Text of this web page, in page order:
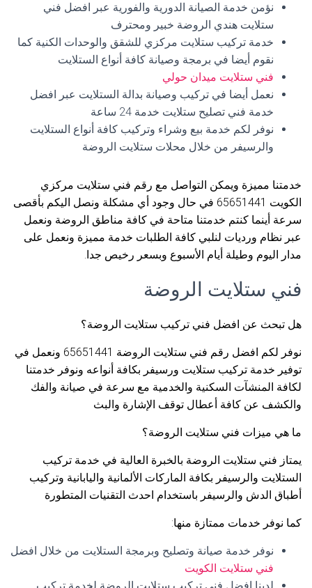
نؤمن خدمة الصيانة الدورية والفورية عبر افضل فني
ستلايت هندي الروضة خبير ومحترف
خدمة تركيب ستلايت مركزي للشقق والوحدات الكنية كما
نقوم أيضا في برمجة وصيانة كافة أنواع الستلايت
فني ستلايت ميدان حولي
نعمل أيضا في تركيب وصيانة بدالة الستلايت عبر افضل
خدمة فني تصليح ستلايت خدمة 24 ساعة
نوفر لكم خدمة بيع وشراء وتركيب كافة أنواع الستلايت
والرسيفر من خلال محلات ستلايت الروضة
خدمتنا مميزة ويمكن التواصل مع رقم فني ستلايت مركزي
الكويت 65651441 في حال وجود أي مشكلة ونصل اليكم بأقصى
سرعة أينما كنتم خدمتنا متاحة في كافة مناطق الروضة ونعمل
عبر نظام ورديات لنلبي كافة الطلبات خدمة مميزة ونعمل على
مدار اليوم وطيلة أيام الأسبوع وبسعر رخيص جدا.
فني ستلايت الروضة
هل تبحث عن افضل فني تركيب ستلايت الروضة؟
نوفر لكم افضل رقم فني ستلايت الروضة 65651441 ونعمل في
توفير خدمة تركيب ستلايت ورسيفر بكافة أنواعه ونوفر خدمتنا
لكافة المنشآت السكنية والخدمية مع سرعة في صيانة والفك
والكشف عن كافة أعطال توقف الإشارة والبث
ما هي ميزات فني ستلايت الروضة؟
يمتاز فني ستلايت الروضة بالخبرة العالية في خدمة تركيب
الستلايت والرسيفر بكافة الماركات الألمانية واليابانية وتركيب
أطباق الدش والرسيفر باستخدام احدث التقنيات المتطورة
كما نوفر خدمات ممتازة منها:
نوفر خدمة صيانة وتصليح وبرمجة الستلايت من خلال افضل
فني ستلايت الكويت